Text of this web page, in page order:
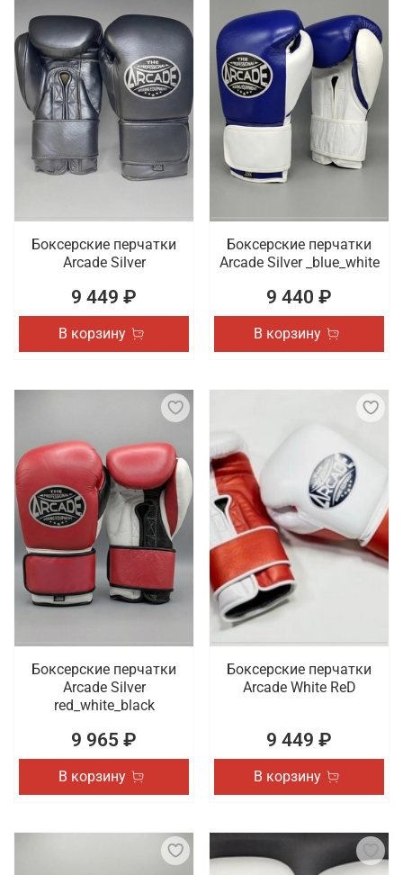
Боксерские перчатки
Arcade Silver
9 449 ₽
В корзину
Боксерские перчатки
Arcade Silver _blue_white
9 440 ₽
В корзину
Боксерские перчатки
Arcade Silver
red_white_black
9 965 ₽
В корзину
Боксерские перчатки
Arcade White ReD
9 449 ₽
В корзину